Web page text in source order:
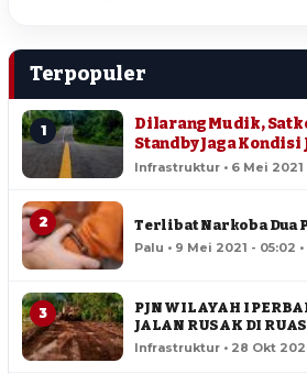
Terpopuler
1
Dilarang Mudik,
Standby Jaga Kondisi
Infrastruktur • 6 Mei 2021
2 Terlibat Narkoba Dua
Palu • 9 Mei 2021 - 05:02
3
PJN WILAYAH I
JALAN RUSAK DI
Infrastruktur • 28 Okt